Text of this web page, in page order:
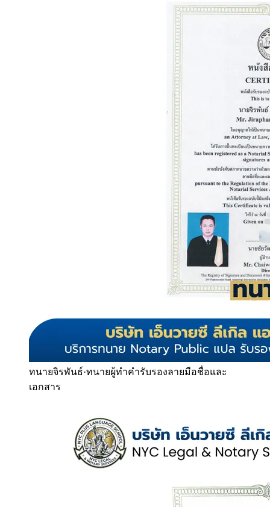
ทนายจิรพันธ์·ทนายผู้ทำคำรับรองลายมือชื่อและ
เอกสาร